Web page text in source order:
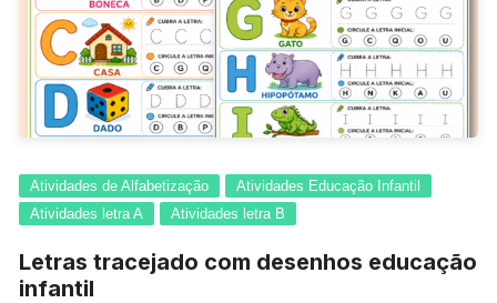
Atividades de Alfabetização
Atividades Educação Infantil
Atividades letra A
Atividades letra B
Letras tracejado com desenhos educação
infantil